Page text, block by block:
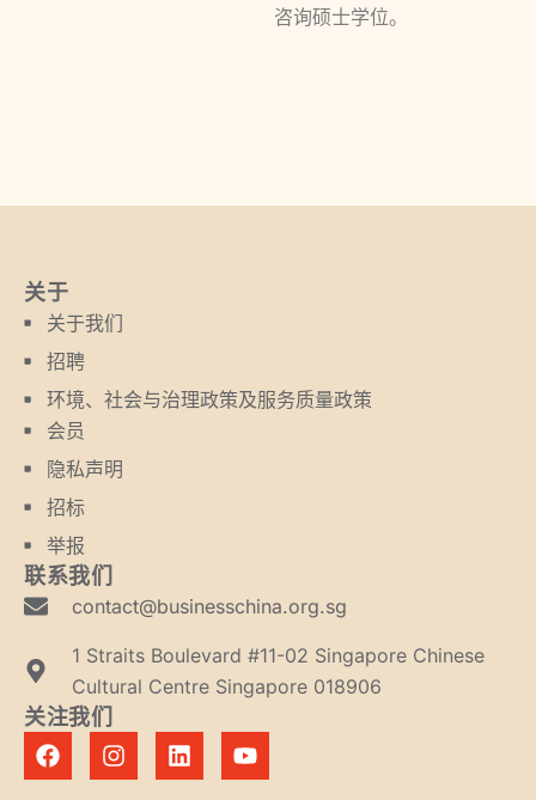
咨询硕士学位。
关于
关于我们
招聘
环境、社会与治理政策及服务质量政策
会员
隐私声明
招标
举报
联系我们
contact@businesschina.org.sg
1 Straits Boulevard #11-02 Singapore Chinese
Cultural Centre Singapore 018906
关注我们